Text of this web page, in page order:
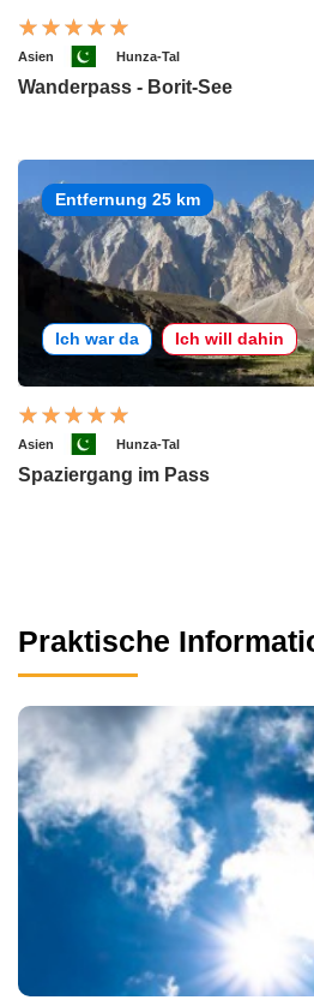
Asien Hunza-Tal
Wanderpass - Borit-See
Entfernung 25 km
Ich war da Ich will dahin
Asien Hunza-Tal
Spaziergang im Pass
Praktische